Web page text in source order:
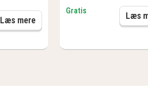
Gratis Læs
Læs mereMorgenmad